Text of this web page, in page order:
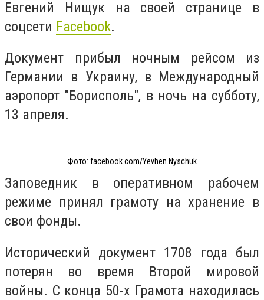
Евгений Нищук на своей странице в
соцсети Facebook.
Документ прибыл ночным рейсом из
Германии в Украину, в Международный
аэропорт "Борисполь", в ночь на субботу,
13 апреля.
Фото: facebook.com/Yevhen.Nyschuk
Заповедник в оперативном рабочем
режиме принял грамоту на хранение в
свои фонды.
Исторический документ 1708 года был
потерян во время Второй мировой
войны. С конца 50-х Грамота находилась